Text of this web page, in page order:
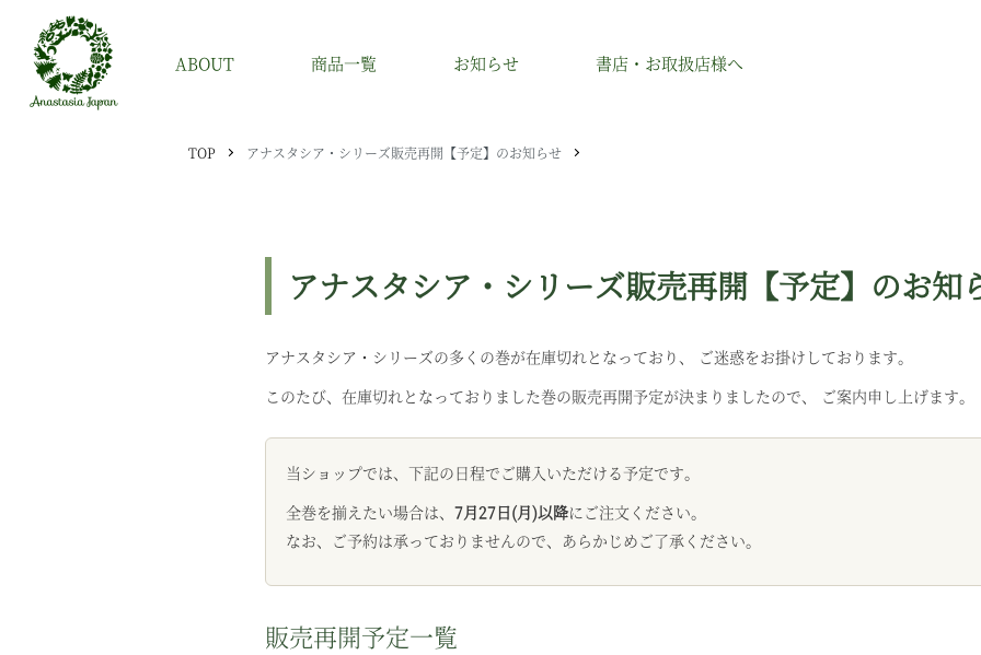
TOP アナスタシア・シリーズ販売再開【予定】のお知らせ
アナスタシア・シリーズ販売再開【予定】のお知
アナスタシア・シリーズの多くの巻が在庫切れとなっており、 ご迷惑をお掛けしております。
このたび、在庫切れとなっておりました巻の販売再開予定が決まりましたので、 ご案内申し上げます。
当ショップでは、下記の日程でご購入いただける予定です。
全巻を揃えたい場合は、 7月27日(月)以降にご注文ください。
なお、ご予約は承っておりませんので、あらかじめご了承ください。
販売再開予定一覧
ABOUT
アナスタシア・シリーズについて
商品一覧
アナスタシア・シリーズ
オイル
シロップ
祖国の商品
セレ
IBMB
お知らせ 書店・お取扱店様へ